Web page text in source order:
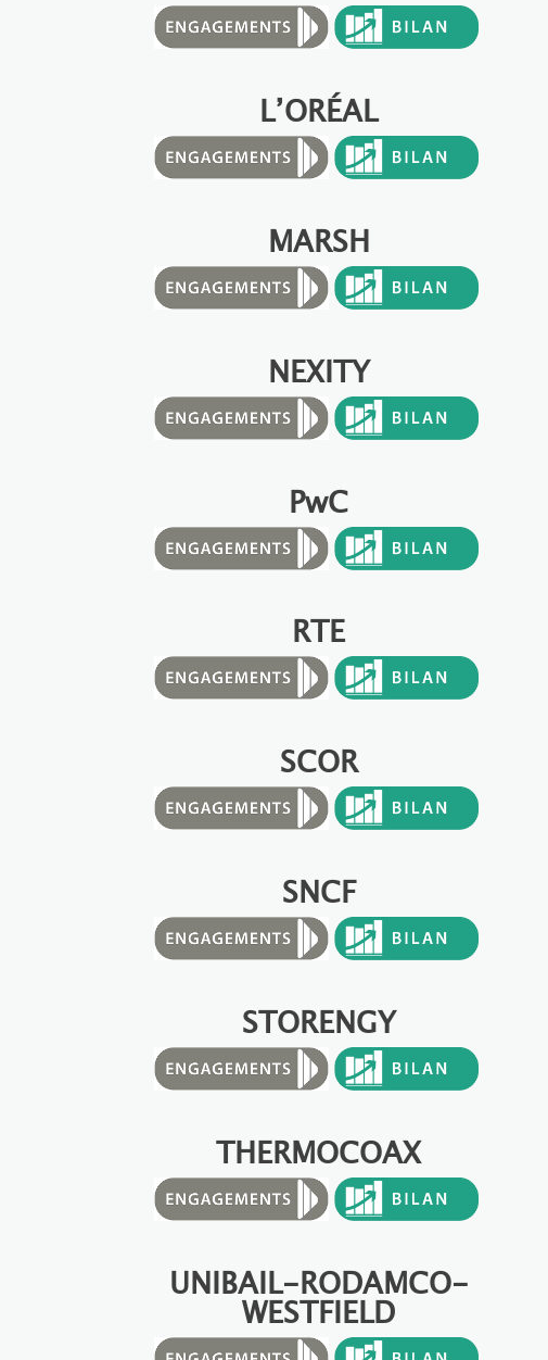
L’ORÉAL
MARSH
NEXITY
PwC
RTE
SCOR
SNCF
STORENGY
THERMOCOAX
UNIBAIL-RODAMCO-
WESTFIELD